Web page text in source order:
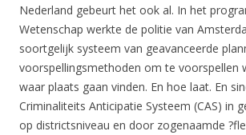
Nederland gebeurt het ook al. In het
Wetenschap werkte de politie van
soortgelijk systeem van geavanceerde
voorspellingsmethoden om te voorspellen
waar plaats gaan vinden. En hoe laat. En
Criminaliteits Anticipatie Systeem (CAS) in
op districtsniveau en door zogenaamde